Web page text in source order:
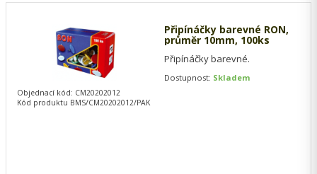
Připínáčky barevné RON,
průměr 10mm, 100ks
Připínáčky barevné.
Dostupnost: Skladem
Objednací kód: CM20202012
Kód produktu BMS/CM20202012/PAK